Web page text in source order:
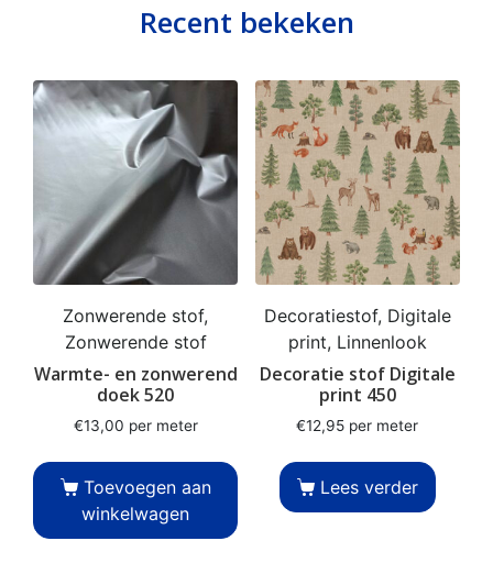
Recent bekeken
Zonwerende stof,
Zonwerende stof
Warmte- en zonwerend
doek 520
€13,00 per meter
Toevoegen aan
winkelwagen
Decoratiestof, Digitale
print, Linnenlook
Decoratie stof Digitale
print 450
€12,95 per meter
Lees verder